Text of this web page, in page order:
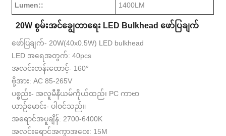
Lumen:: 1400LM
20W စွမ်းအင်ချွေတာရေး LED Bulkhead ဖော်ပြချက်
ဖော်ပြချက်- 20W(40x0.5W) LED bulkhead
LED အရေအတွက်: 40pcs
အလင်းတန်းထောင့်- 160°
ဗို့အား: AC 85-265V
ပစ္စည်း- အလူမီနီယမ်ကိုယ်ထည်၊ PC ကာဗာ
ယာဉ်မောင်း- ပါဝင်သည်။
အရောင်အပူချိန်: 2700-6400K
အလင်းရောင်အကွာအဝေး: 15M